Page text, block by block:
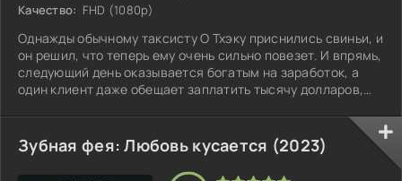
Качество: FHD (1080p)
Однажды обычному таксисту О Тхэку приснились свиньи, и
он решил, что теперь ему очень сильно повезет. И впрямь,
следующий день оказывается богатым на заработок, а
один клиент даже обещает заплатить тысячу долларов,
такой куш, таксист и подумать не мог, что его пассажир -
убийца, который пытается сбежать из страны.
Зубная фея: Любовь кусается (2023)